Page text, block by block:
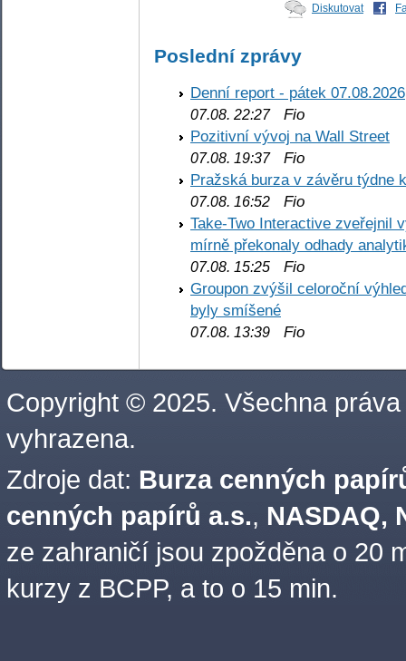
Diskutovat
Poslední zprávy
Denní report - pátek 07.08.2026
07.08. 22:27Fio
Pozitivní vývoj na Wall Street
07.08. 19:37Fio
Pražská burza v závěru týdne
07.08. 16:52 Fio
Take-Two Interactive zveřejnil
mírně překonaly odhady
07.08. 15:25 Fio
Groupon zvýšil celoroční
byly smíšené
07.08. 13:39 Fio
Copyright © 2025. Všechna práva
vyhrazena.
Zdroje dat: Burza cenných
cenných papírů a.s., NASDAQ,
ze zahraničí jsou zpožděna o 20
kurzy z BCPP, a to o 15 min.